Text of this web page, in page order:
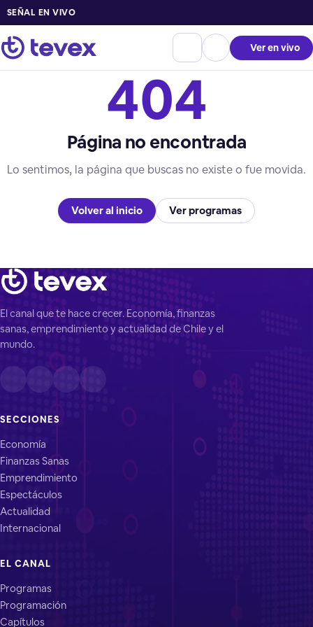
SEÑAL EN VIVO
Ver en vivo
404
Página no encontrada
Lo sentimos, la página que buscas no existe o fue movida.
Volver al inicio Ver programas
El canal que te hace crecer. Economía, finanzas
sanas, emprendimiento y actualidad de Chile y el
mundo.
SECCIONES
Economía
Finanzas Sanas
Emprendimiento
Espectáculos
Actualidad
Internacional
EL CANAL
Programas
Programación
Capítulos